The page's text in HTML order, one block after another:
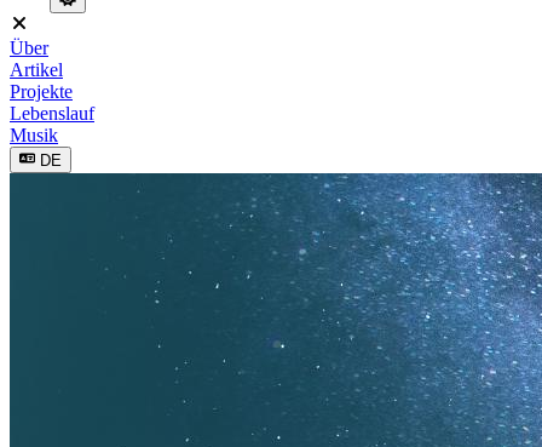
Über
Artikel
Projekte
Lebenslauf
Musik
DE